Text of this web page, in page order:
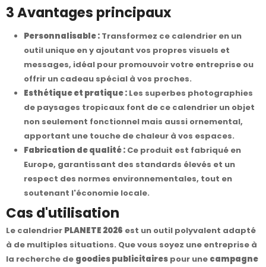
3 Avantages principaux
Personnalisable : Transformez ce calendrier en un
outil unique en y ajoutant vos propres visuels et
messages, idéal pour promouvoir votre entreprise ou
offrir un cadeau spécial à vos proches.
Esthétique et pratique : Les superbes photographies
de paysages tropicaux font de ce calendrier un objet
non seulement fonctionnel mais aussi ornemental,
apportant une touche de chaleur à vos espaces.
Fabrication de qualité : Ce produit est fabriqué en
Europe, garantissant des standards élevés et un
respect des normes environnementales, tout en
soutenant l'économie locale.
Cas d'utilisation
Le calendrier PLANETE 2026 est un outil polyvalent adapté
à de multiples situations. Que vous soyez une entreprise à
la recherche de goodies publicitaires pour une campagne